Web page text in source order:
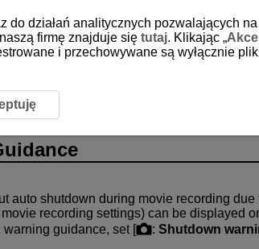
auto shutdown during movie recording due
recording settings) can be displayed
guidance, set [
: Shutdown
działań analitycznych pozwalających na
firmę znajduje się tutaj. Klikając „
i przechowywane są wyłącznie